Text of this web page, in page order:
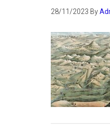
28/11/2023 By